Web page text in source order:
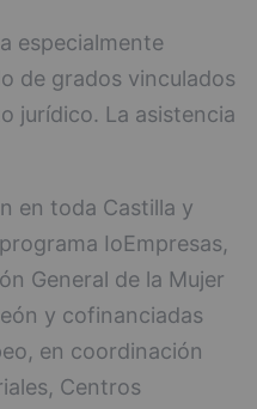
especialmente
de grados vinculados
jurídico. La asistencia
en toda Castilla y
IoEmpresas,
General de la Mujer
y cofinanciadas
en coordinación
Centros